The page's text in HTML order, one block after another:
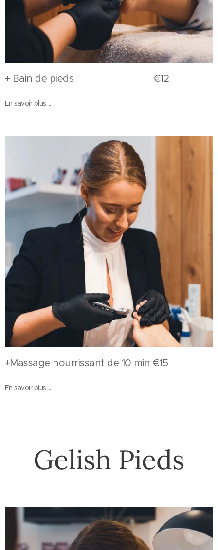
+ Bain de pieds €12
En savoir plus,...
+Massage nourrissant de 10 min €15
En savoir plus,...
Gelish Pieds